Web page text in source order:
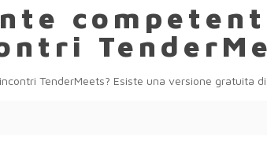
TenderMeets? Esiste una versione gratuita